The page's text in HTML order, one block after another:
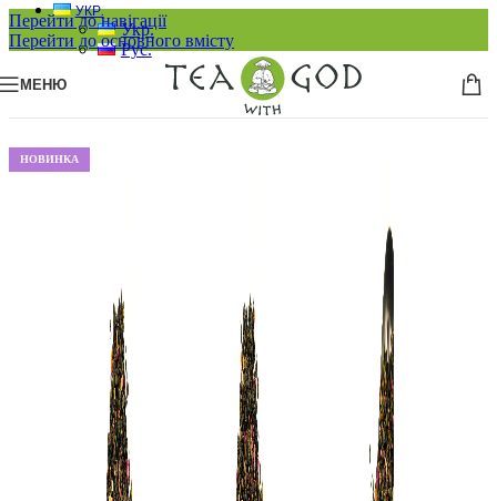
Перейти до навігації
Перейти до основного вмісту
УКР.
Укр.
Рус.
МЕНЮ
НОВИНКА